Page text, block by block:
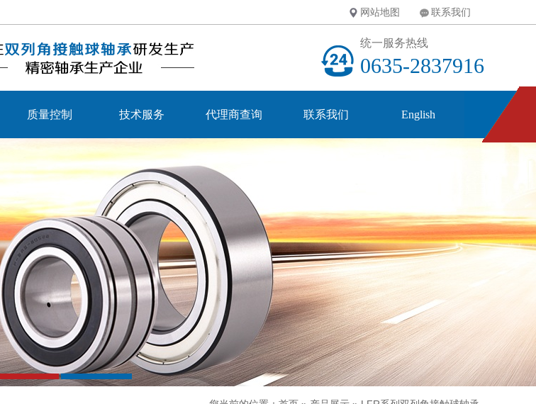
网站地图 联系我们
统一服务热线
0635-2837916
质量控制 技术服务 代理商查询 联系我们 English